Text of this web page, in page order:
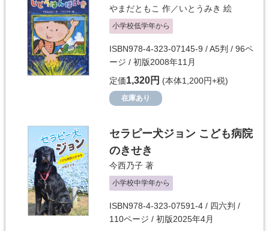
やまだともこ 作／いとうみき 絵
小学校低学年から
ISBN978-4-323-07145-9 / A5判 / 96ペ
ージ / 初版2008年11月
定価1,320円 (本体1,200円+税)
在庫あり
セラピー犬ジョン こども病院
のきせき
今西乃子 著
小学校中学年から
ISBN978-4-323-07591-4 / 四六判 /
110ページ / 初版2025年4月